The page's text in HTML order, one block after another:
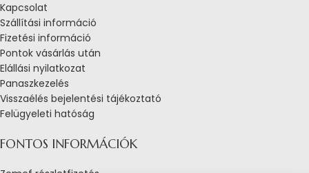
Kapcsolat
Szállítási információ
Fizetési információ
Pontok vásárlás után
Elállási nyilatkozat
Panaszkezelés
Visszaélés bejelentési tájékoztató
Felügyeleti hatóság
FONTOS INFORMÁCIÓK